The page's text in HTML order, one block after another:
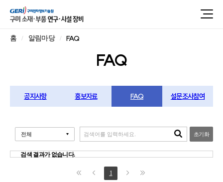
홈 알림마당 FAQ
FAQ
공지사항 홍보자료 FAQ 설문조사참여
초기화
검색 결과가 없습니다.
1